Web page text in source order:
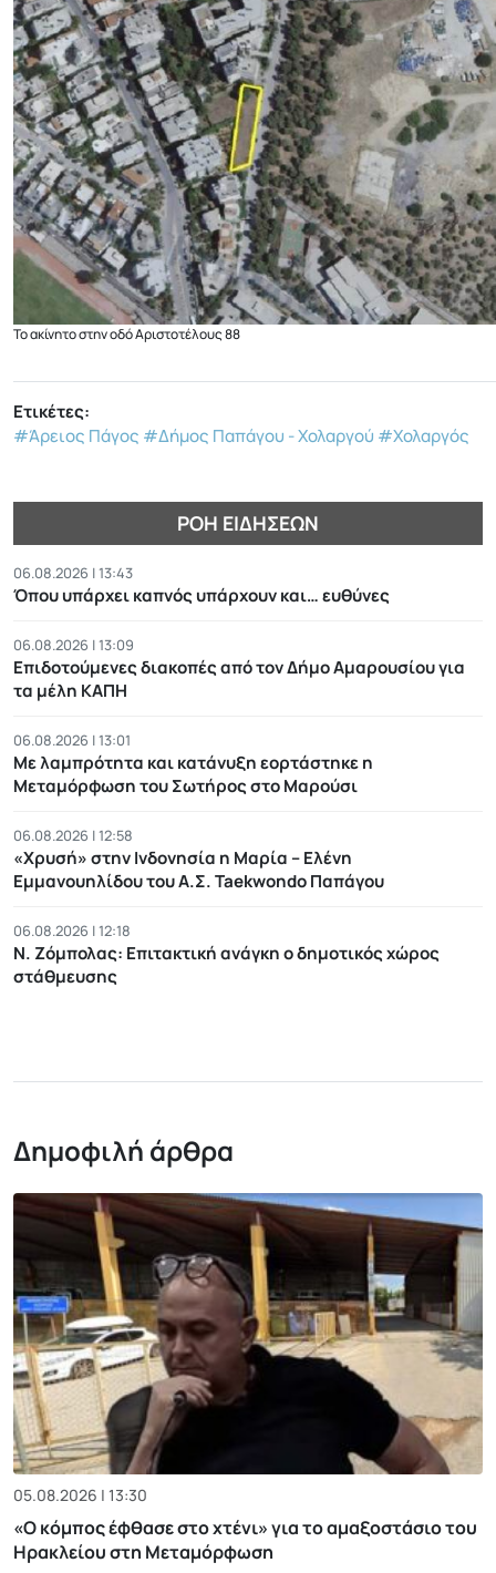
Το ακίνητο στην οδό Αριστοτέλους 88
Ετικέτες:
#Άρειος Πάγος #Δήμος Παπάγου - Χολαργού #Χολαργός
ΡΟΉ ΕΙΔΉΣΕΩΝ
06.08.2026 | 13:43
Όπου υπάρχει καπνός υπάρχουν και… ευθύνες
06.08.2026 | 13:09
Επιδοτούμενες διακοπές από τον Δήμο Αμαρουσίου για
τα μέλη ΚΑΠΗ
06.08.2026 | 13:01
Με λαμπρότητα και κατάνυξη εορτάστηκε η
Μεταμόρφωση του Σωτήρος στο Μαρούσι
06.08.2026 | 12:58
«Χρυσή» στην Ινδονησία η Μαρία – Ελένη
Εμμανουηλίδου του Α.Σ. Taekwondo Παπάγου
06.08.2026 | 12:18
Ν. Ζόμπολας: Eπιτακτική ανάγκη ο δημοτικός χώρος
στάθμευσης
Δημοφιλή άρθρα
05.08.2026 | 13:30
«Ο κόμπος έφθασε στο χτένι» για το αμαξοστάσιο του
Ηρακλείου στη Μεταμόρφωση